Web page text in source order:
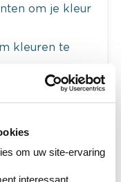
om uw site-ervaring
interessant.
om je kleur
kleuren te
iets voor jou